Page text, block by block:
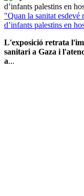
"Quan la sanitat
d’infants palestins en
L'exposició retrata
sanitari a Gaza i
a...